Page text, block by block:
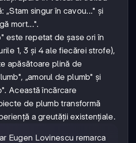
„Stam singur în cavou..." și
mort...".
este repetat de șase ori în
1, 3 și 4 ale fiecărei strofe),
apăsătoare plină de
„amorul de plumb" și
Această încărcare
de plumb transformă
a greutății existențiale.
Eugen Lovinescu remarca